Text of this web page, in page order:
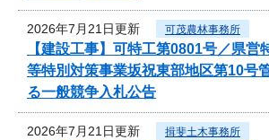
2026年7月21日更新 可茂農林事務所
【建設工事】可特工第0801号／県営
等特別対策事業坂祝東部地区第10号
る一般競争入札公告
2026年7月21日更新 揖斐土木事務所